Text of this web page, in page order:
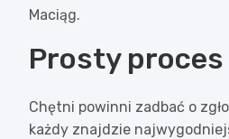
Maciąg.
Prosty proces
Chętni powinni zadbać o
każdy znajdzie